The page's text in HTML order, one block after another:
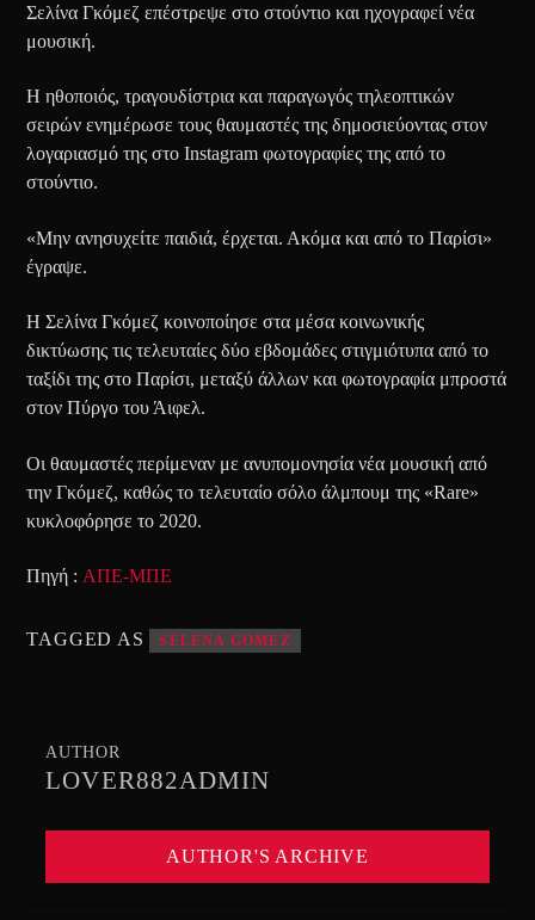
Σελίνα Γκόμεζ επέστρεψε στο στούντιο και ηχογραφεί νέα
μουσική.
Η ηθοποιός, τραγουδίστρια και παραγωγός τηλεοπτικών
σειρών ενημέρωσε τους θαυμαστές της δημοσιεύοντας στον
λογαριασμό της στο Instagram φωτογραφίες της από το
στούντιο.
«Μην ανησυχείτε παιδιά, έρχεται. Ακόμα και από το Παρίσι»
έγραψε.
Η Σελίνα Γκόμεζ κοινοποίησε στα μέσα κοινωνικής
δικτύωσης τις τελευταίες δύο εβδομάδες στιγμιότυπα από το
ταξίδι της στο Παρίσι, μεταξύ άλλων και φωτογραφία μπροστά
στον Πύργο του Άιφελ.
Οι θαυμαστές περίμεναν με ανυπομονησία νέα μουσική από
την Γκόμεζ, καθώς το τελευταίο σόλο άλμπουμ της «Rare»
κυκλοφόρησε το 2020.
Πηγή : ΑΠΕ-ΜΠΕ
TAGGED AS SELENA GOMEZ
AUTHOR
LOVER882ADMIN
AUTHOR'S ARCHIVE